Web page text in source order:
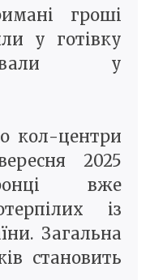
гроші
у готівку
у
кол-центри
2025
вже
із
Загальна
становить